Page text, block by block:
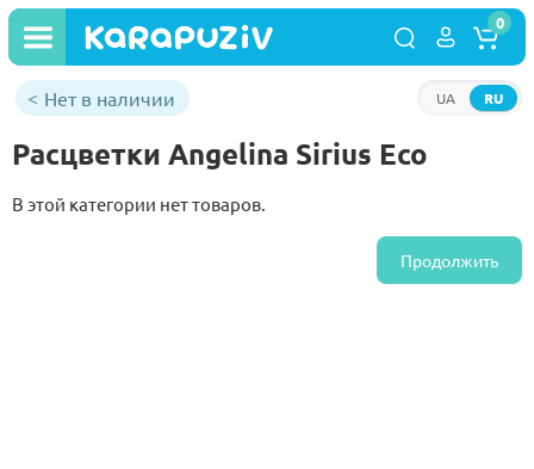
RU
UA
0
Нет в наличии
Расцветки Angelina Sirius Eco
В этой категории нет товаров.
Продолжить